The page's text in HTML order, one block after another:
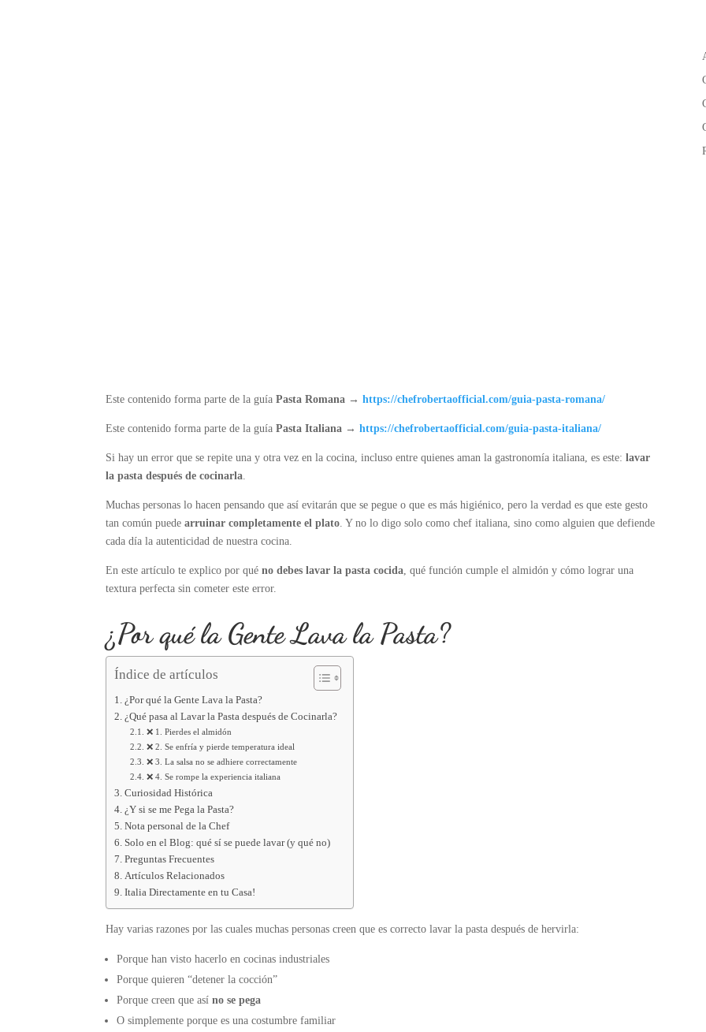
Este contenido forma parte de la guíaPasta Romana →https://chefrobertaofficial.com/guia-pasta-romana/
Este contenido forma parte de la guíaPasta Italiana →https://chefrobertaofficial.com/guia-pasta-italiana/
Si hay un error que se repite una y otra vez en la cocina, incluso entre quienes aman la gastronomía italiana, es este:lavar
la pasta después de cocinarla
Muchas personas lo hacen pensando que así evitarán que se pegue o que es más higiénico, pero la verdad es que este gesto
tan común puedearruinar completamente el plato . Y no lo digo solo como chef italiana, sino como alguien que defiende
cada día la autenticidad de nuestra cocina.
En este artículo te explico por quéno debes lavar la pasta cocida , qué función cumple el almidón y cómo lograr una
textura perfecta sin cometer este error.
¿Por qué la Gente Lava la Pasta?
Índice de artículos
¿Por qué la Gente Lava la Pasta?
¿Qué pasa al Lavar la Pasta después de Cocinarla?
❌ 1. Pierdes el almidón
❌ 2. Se enfría y pierde temperatura ideal
❌ 3. La salsa no se adhiere correctamente
❌ 4. Se rompe la experiencia italiana
Curiosidad Histórica
¿Y si se me Pega la Pasta?
Nota personal de la Chef
Solo en el Blog: qué sí se puede lavar (y qué no)
Preguntas Frecuentes
Artículos Relacionados
Italia Directamente en tu Casa!
Hay varias razones por las cuales muchas personas creen que es correcto lavar la pasta después de hervirla:
Porque han visto hacerlo en cocinas industriales
Porque quieren “detener la cocción”
Porque creen que asíno se pega
O simplemente porque es una costumbre familiar